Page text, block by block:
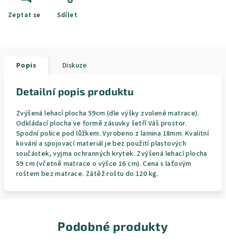
Zeptat se Sdílet
Popis Diskuze
Detailní popis produktu
Zvýšená lehací plocha 59cm (dle výšky zvolené matrace).
Odkládací plocha ve formě zásuvky šetří Váš prostor.
Spodní police pod lůžkem. Vyrobeno z lamina 18mm. Kvalitní
kování a spojovací materiál je bez použití plastových
součástek, vyjma ochranných krytek. Zvýšená lehací plocha
59 cm (včetně matrace o výšce 16 cm). Cena s laťovým
roštem bez matrace. Zátěž roštu do 120 kg.
Podobné produkty